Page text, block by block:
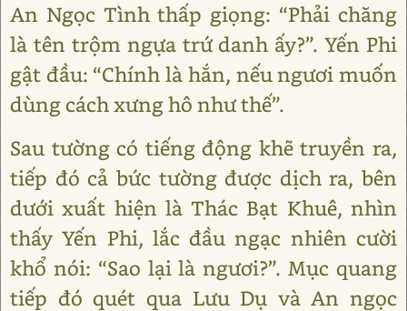
An Ngọc Tình thấp giọng: “Phải chăng
là tên trộm ngựa trứ danh ấy?”. Yến Phi
gật đầu: “Chính là hắn, nếu ngươi muốn
dùng cách xưng hô như thế”.
Sau tường có tiếng động khẽ truyền ra,
tiếp đó cả bức tường được dịch ra, bên
dưới xuất hiện là Thác Bạt Khuê, nhìn
thấy Yến Phi, lắc đầu ngạc nhiên cười
khổ nói: “Sao lại là ngươi?”. Mục quang
tiếp đó quét qua Lưu Dụ và An ngọc